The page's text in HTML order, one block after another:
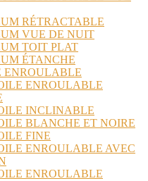
RÉTRACTABLE
VUE DE NUIT
TOIT PLAT
ÉTANCHE
ENROULABLE
ENROULABLE
INCLINABLE
BLANCHE ET NOIRE
FINE
ENROULABLE AVEC
ENROULABLE